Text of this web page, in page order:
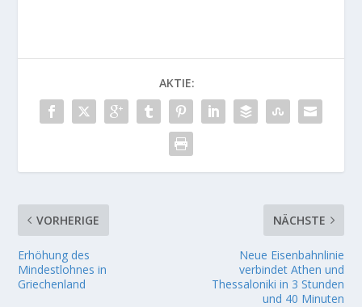
AKTIE:
VORHERIGE
Erhöhung des
Mindestlohnes in
Griechenland
NÄCHSTE
Neue Eisenbahnlinie
verbindet Athen und
Thessaloniki in 3 Stunden
und 40 Minuten